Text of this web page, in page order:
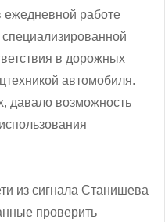
работе
в дорожных
автомобиля.
давало возможность
из сигнала Станишева
проверить